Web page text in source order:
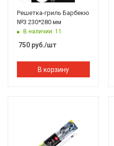
Решетка-гриль Барбекю
№3 230*280 мм
В наличии: 11
750 руб./шт
В корзину